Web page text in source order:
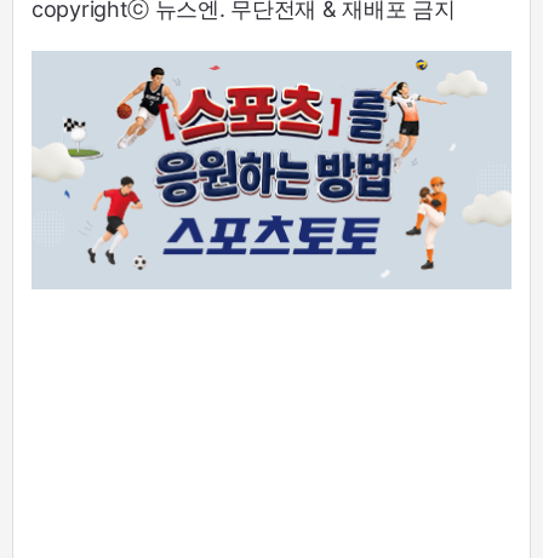
copyrightⓒ 뉴스엔. 무단전재 & 재배포 금지